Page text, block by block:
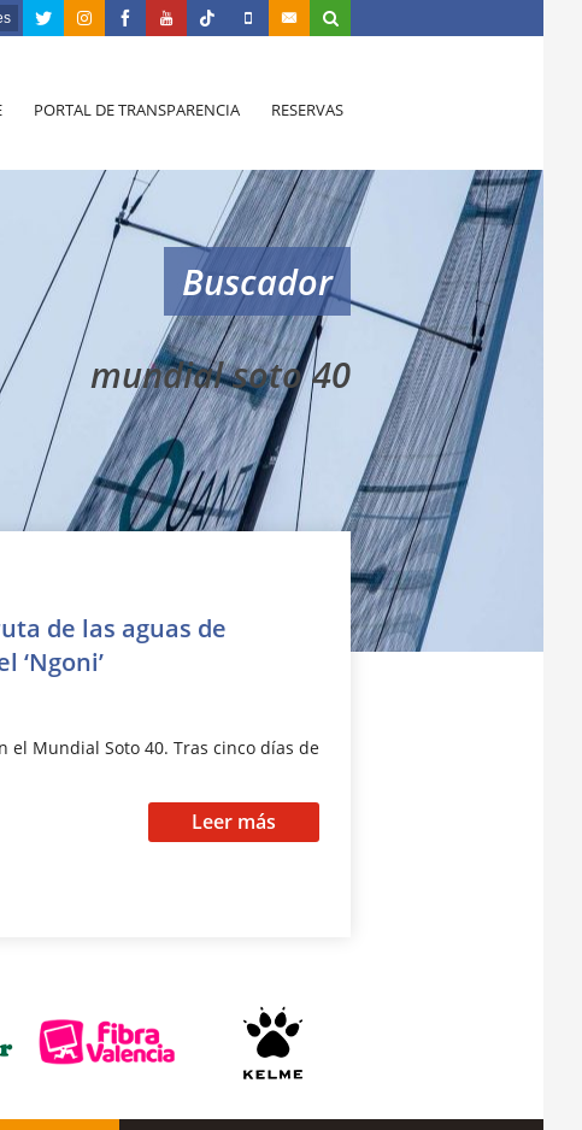
PORTAL DE TRANSPARENCIA RESERVAS
Buscador
mundial soto 40
de las aguas de
el Mundial Soto 40. Tras cinco días de
Leer más